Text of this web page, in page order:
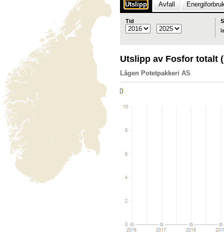
Utslipp Avfall
Tid
Utslipp av Fosfor totalt
Lågen Potetpakkeri AS